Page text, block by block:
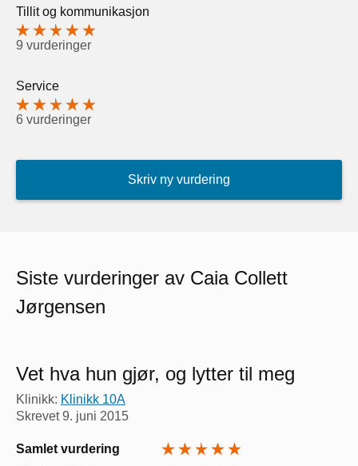
Tillit og kommunikasjon
9 vurderinger
Service
6 vurderinger
Skriv ny vurdering
Siste vurderinger av Caia Collett
Jørgensen
Vet hva hun gjør, og lytter til meg
Klinikk: Klinikk 10A
Skrevet9. juni 2015
Samlet vurdering